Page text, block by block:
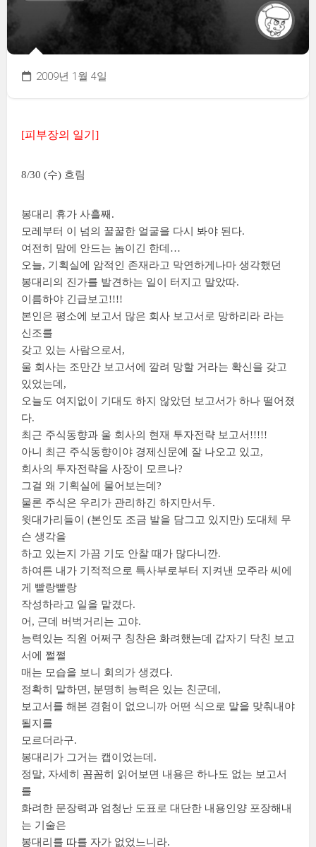
2009년 1월 4일
[피부장의 일기]
8/30 (수) 흐림
봉대리 휴가 사흘째.
모레부터 이 넘의 꿀꿀한 얼굴을 다시 봐야 된다.
여전히 맘에 안드는 놈이긴 한데…
오늘, 기획실에 암적인 존재라고 막연하게나마 생각했던
봉대리의 진가를 발견하는 일이 터지고 말았따.
이름하야 긴급보고!!!!
본인은 평소에 보고서 많은 회사 보고서로 망하리라 라는
신조를
갖고 있는 사람으로서,
울 회사는 조만간 보고서에 깔려 망할 거라는 확신을 갖고
있었는데,
오늘도 여지없이 기대도 하지 않았던 보고서가 하나 떨어졌
다.
최근 주식동향과 울 회사의 현재 투자전략 보고서!!!!!
아니 최근 주식동향이야 경제신문에 잘 나오고 있고,
회사의 투자전략을 사장이 모르나?
그걸 왜 기획실에 물어보는데?
물론 주식은 우리가 관리하긴 하지만서두.
윗대가리들이 (본인도 조금 발을 담그고 있지만) 도대체 무
슨 생각을
하고 있는지 가끔 기도 안찰 때가 많다니깐.
하여튼 내가 기적적으로 특사부로부터 지켜낸 모주라 씨에
게 빨랑빨랑
작성하라고 일을 맡겼다.
어, 근데 버벅거리는 고야.
능력있는 직원 어쩌구 칭찬은 화려했는데 갑자기 닥친 보고
서에 쩔쩔
매는 모습을 보니 회의가 생겼다.
정확히 말하면, 분명히 능력은 있는 친군데,
보고서를 해본 경험이 없으니까 어떤 식으로 말을 맞춰내야
될지를
모르더라구.
봉대리가 그거는 캡이었는데.
정말, 자세히 꼼꼼히 읽어보면 내용은 하나도 없는 보고서
를
화려한 문장력과 엄청난 도표로 대단한 내용인양 포장해내
는 기술은
봉대리를 따를 자가 없었느니라.